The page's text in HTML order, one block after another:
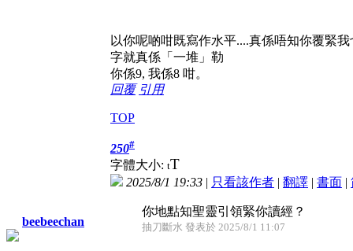
以你呢啲咁既寫作水平....真係唔知你覆緊
字就真係「一堆」勒
你係9, 我係8 咁。
回覆 引用
TOP
beebeechan
250#
字體大小: tT
2025/8/1 19:33 | 只看該作者 | 翻譯 | 書面 |
你地點知聖靈引領緊你讀經？
抽刀斷水 發表於 2025/8/1 11:07